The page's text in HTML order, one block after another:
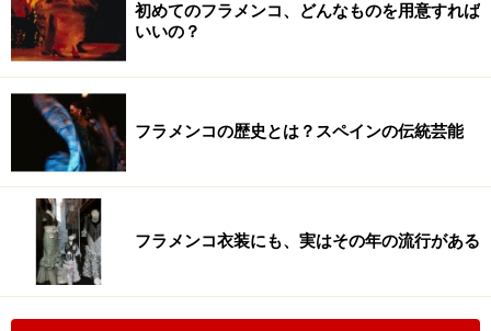
初めてのフラメンコ、どんなものを用意すれば
いいの？
フラメンコの歴史とは？スペインの伝統芸能
フラメンコ衣装にも、実はその年の流行がある